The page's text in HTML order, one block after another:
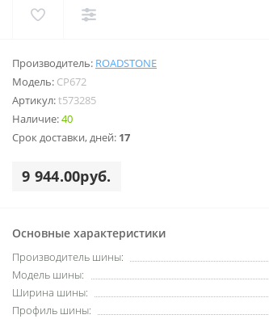
Производитель: ROADSTONE
Модель: CP672
Артикул:t573285
Наличие:40
Срок доставки, дней: 17
9 944.00руб.
Основные характеристики
Производитель шины:
Модель шины:
Ширина шины:
Профиль шины: